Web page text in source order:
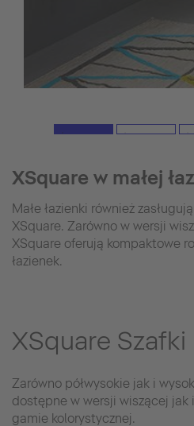
XSquare w małej
Małe łazienki również
XSquare. Zarówno w wersji
XSquare oferują kompaktowe
łazienek.
XSquare Szafki
Zarówno półwysokie jak i
dostępne w wersji wiszącej jak
gamie kolorystycznej.